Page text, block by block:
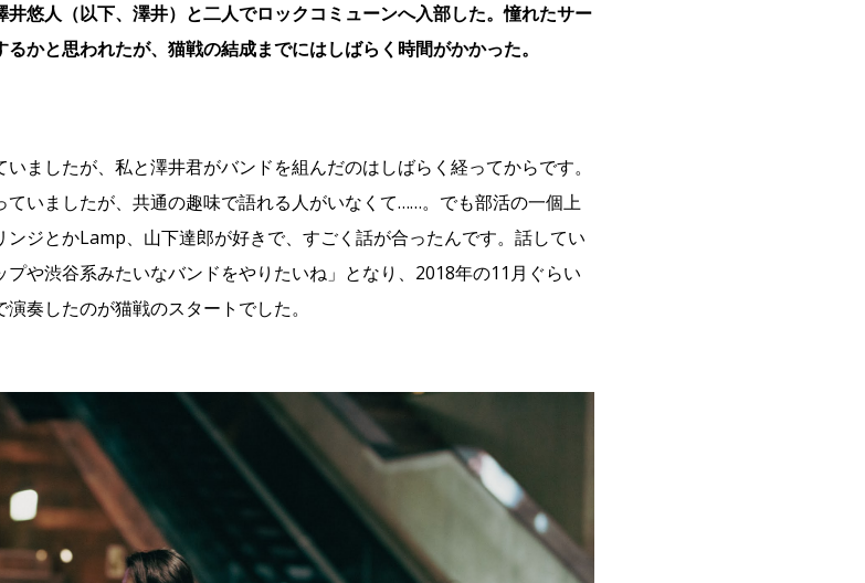
悠人（以下、澤井）と二人でロックコミューンへ入部した。憧れたサー
かと思われたが、猫戦の結成までにはしばらく時間がかかった。
ましたが、私と澤井君がバンドを組んだのはしばらく経ってからです。
ていましたが、共通の趣味で語れる人がいなくて……。でも部活の一個上
ジとかLamp、山下達郎が好きで、すごく話が合ったんです。話してい
プや渋谷系みたいなバンドをやりたいね」となり、2018年の11月ぐらい
奏したのが猫戦のスタートでした。